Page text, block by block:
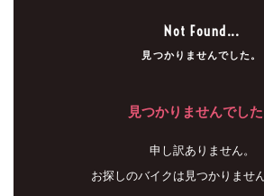
Not Found...
見つかりませんでした。
見つかりませんでした
申し訳ありません。
お探しのバイクは見つかりません